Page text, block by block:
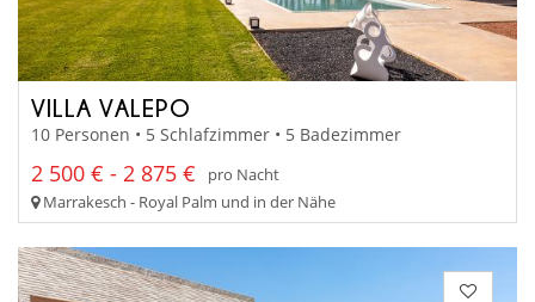
VILLA VALEPO
10 Personen • 5 Schlafzimmer • 5 Badezimmer
2 500 € - 2 875 €
pro Nacht
Marrakesch - Royal Palm und in der Nähe